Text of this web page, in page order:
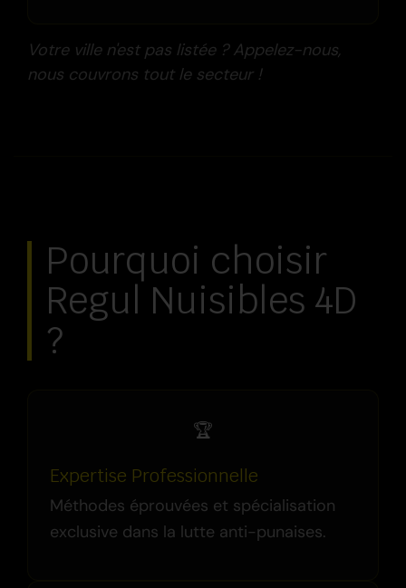
Votre ville n'est pas listée ? Appelez-nous,
nous couvrons tout le secteur !
Pourquoi choisir
Regul Nuisibles 4D
?
🏆
Expertise Professionnelle
Méthodes éprouvées et spécialisation
exclusive dans la lutte anti-punaises.